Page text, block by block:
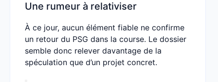
Une rumeur à relativiser
À ce jour, aucun élément fiable ne confirme
un retour du PSG dans la course. Le dossier
semble donc relever davantage de la
spéculation que d’un projet concret.